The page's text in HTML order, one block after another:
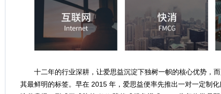
十二年的行业深耕，让爱思益沉淀下独树一帜的核心优势，
其最鲜明的标签。早在 2015 年，爱思益便率先推出一对一定制化